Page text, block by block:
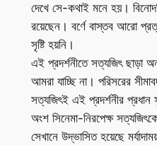
দেখে সে-কথাই মনে হয়।
রয়েছেন। বর্ণে বাস্তব আরো
সৃষ্টি হয়নি।
এই প্রদর্শনীতে সত্যজিৎ ছাড়া
আমরা যাচ্ছি না। পরিসরের
সত্যজিৎই এই প্রদর্শনীর
অংশ সিনেমা-নিরপেক্ষ
সেখানে উদ্ভাসিত হয়েছে